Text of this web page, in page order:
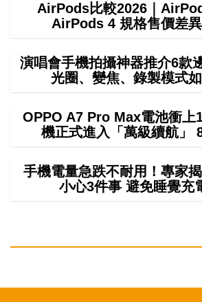
AirPods比較2026｜
AirPods 4 規格售價差
演唱會手機拍攝神器推介6款
光圈、變焦、錄製模式
OPPO A7 Pro Max電池衝上
機正式進入「萬級續航」
手機電量急跌不耐用！專家
小心3件事 避免睡覺充